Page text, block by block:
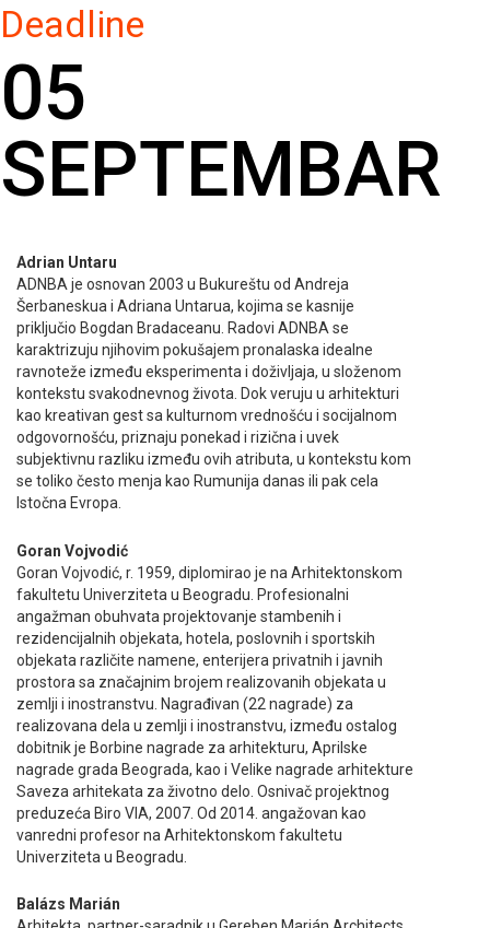
Deadline
05
SEPTEMBAR
Adrian Untaru
ADNBA je osnovan 2003 u Bukureštu od Andreja
Šerbaneskua i Adriana Untarua, kojima se kasnije
priključio Bogdan Bradaceanu. Radovi ADNBA se
karaktrizuju njihovim pokušajem pronalaska idealne
ravnoteže između eksperimenta i doživljaja, u složenom
kontekstu svakodnevnog života. Dok veruju u arhitekturi
kao kreativan gest sa kulturnom vrednošću i socijalnom
odgovornošću, priznaju ponekad i rizična i uvek
subjektivnu razliku između ovih atributa, u kontekstu kom
se toliko često menja kao Rumunija danas ili pak cela
Istočna Evropa.
Goran Vojvodić
Goran Vojvodić, r. 1959, diplomirao je na Arhitektonskom
fakultetu Univerziteta u Beogradu. Profesionalni
angažman obuhvata projektovanje stambenih i
rezidencijalnih objekata, hotela, poslovnih i sportskih
objekata različite namene, enterijera privatnih i javnih
prostora sa značajnim brojem realizovanih objekata u
zemlji i inostranstvu. Nagrađivan (22 nagrade) za
realizovana dela u zemlji i inostranstvu, između ostalog
dobitnik je Borbine nagrade za arhitekturu, Aprilske
nagrade grada Beograda, kao i Velike nagrade arhitekture
Saveza arhitekata za životno delo. Osnivač projektnog
preduzeća Biro VIA, 2007. Od 2014. angažovan kao
vanredni profesor na Arhitektonskom fakultetu
Univerziteta u Beogradu.
Balázs Marián